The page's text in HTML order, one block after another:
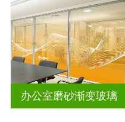
办公室磨砂渐变玻璃